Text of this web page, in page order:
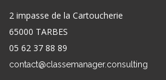
2 impasse de la Cartoucherie
65000 TARBES
05 62 37 88 89
contact@classemanager.consulting